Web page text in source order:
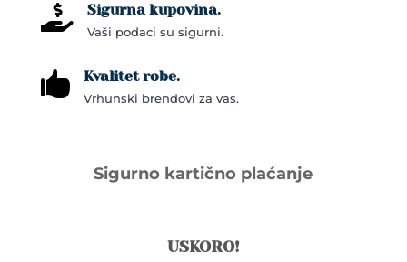
 Sigurna kupovina.
Vaši podaci su sigurni.
 Kvalitet robe.
Vrhunski brendovi za vas.
Sigurno kartično plaćanje
USKORO!